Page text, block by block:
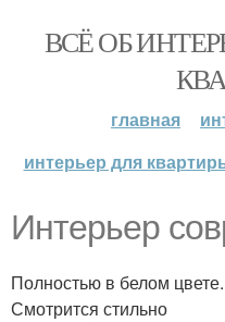
ВСЁ ОБ
главная
интерьер для
Интерьер
Полностью в белом цвете.
Смотрится стильно